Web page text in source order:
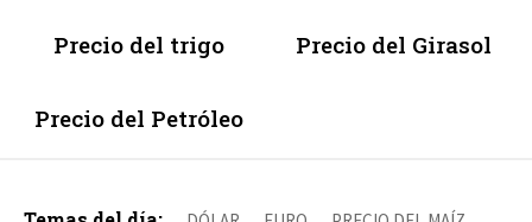
Precio del trigo Precio del Girasol
Precio del Petróleo